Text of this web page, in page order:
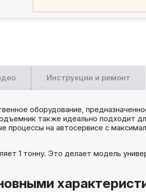
Инструкции и ремонт
оборудование,
также идеально подходит
на автосервисе с
1 тонну. Это делает модель